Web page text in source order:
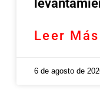
Leer Más
6 de agosto de